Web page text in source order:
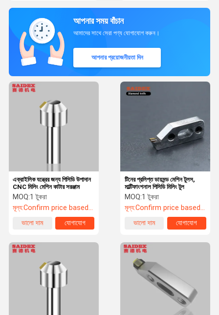
আপনার সময় বাঁচান
আমাদের সাথে সেরা পণ্য যোগাযোগ করুন।
আপনার প্রয়োজনীয়তা দিন
টিনের প্রলিপ্ত ডায়মন্ড মেশিন টুলস,
মাল্টিফাংশনাল পিসিডি মিলিং টুল
MOQ:1 টুকরা
মূল্য:Confirm price based on product
ভালো দাম
যোগাযোগ
এক্রাইলিক যন্ত্রের জন্য পিসিডি উপাদান
CNC মিলিং মেশিন কাটার সরঞ্জাম
MOQ:1 টুকরা
মূল্য:Confirm price based on product
ভালো দাম
যোগাযোগ